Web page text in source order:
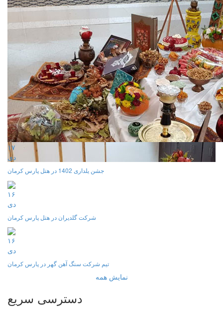
۱۷
دی
جشن یلداری 1402 در هتل پارس کرمان
۱۶
دی
شرکت گلدیران در هتل پارس کرمان
۱۶
دی
تیم شرکت سنگ آهن گهر در پارس کرمان
نمایش همه
دسترسی سریع